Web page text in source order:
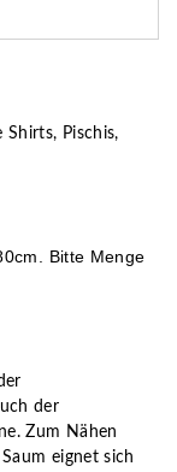
Pischis,
Bitte Menge
der
Zum Nähen
eignet sich